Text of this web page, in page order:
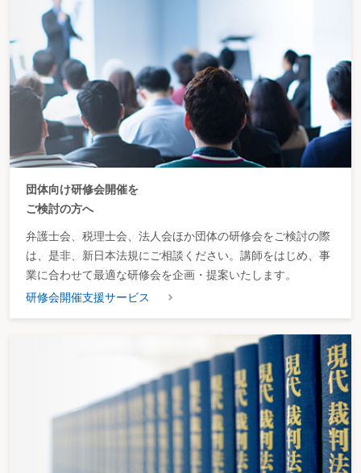
団体向け研修会開催を
ご検討の方へ
弁護士会、税理士会、法人会ほか団体の研修会をご検討の際
は、是非、新日本法規にご相談ください。講師をはじめ、事
業に合わせて最適な研修会を企画・提案いたします。
研修会開催支援サービス